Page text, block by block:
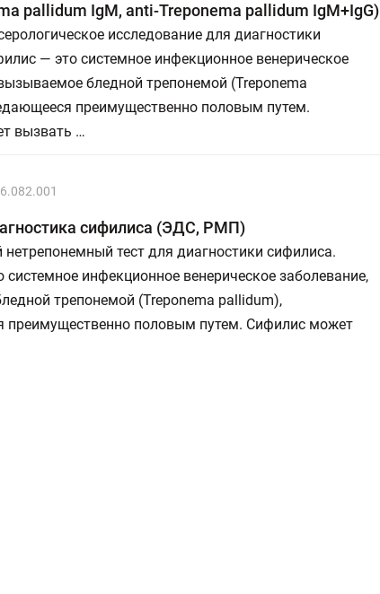
pallidum IgM, anti-Treponema pallidum IgM+IgG)
исследование для диагностики
— это системное инфекционное венерическое
бледной трепонемой (Treponema
преимущественно половым путем.
вызвать …
сифилиса (ЭДС, РМП)
тест для диагностики сифилиса.
инфекционное венерическое заболевание,
трепонемой (Treponema pallidum),
преимущественно половым путем. Сифилис может